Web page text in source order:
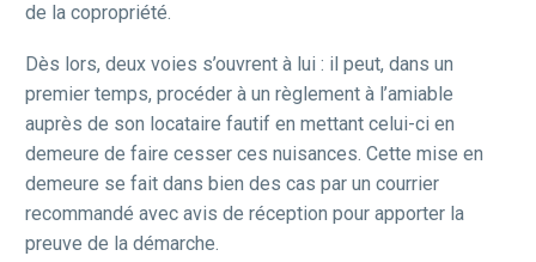
de la copropriété.
Dès lors, deux voies s’ouvrent à lui : il peut, dans un
premier temps, procéder à un règlement à l’amiable
auprès de son locataire fautif en mettant celui-ci en
demeure de faire cesser ces nuisances. Cette mise en
demeure se fait dans bien des cas par un courrier
recommandé avec avis de réception pour apporter la
preuve de la démarche.